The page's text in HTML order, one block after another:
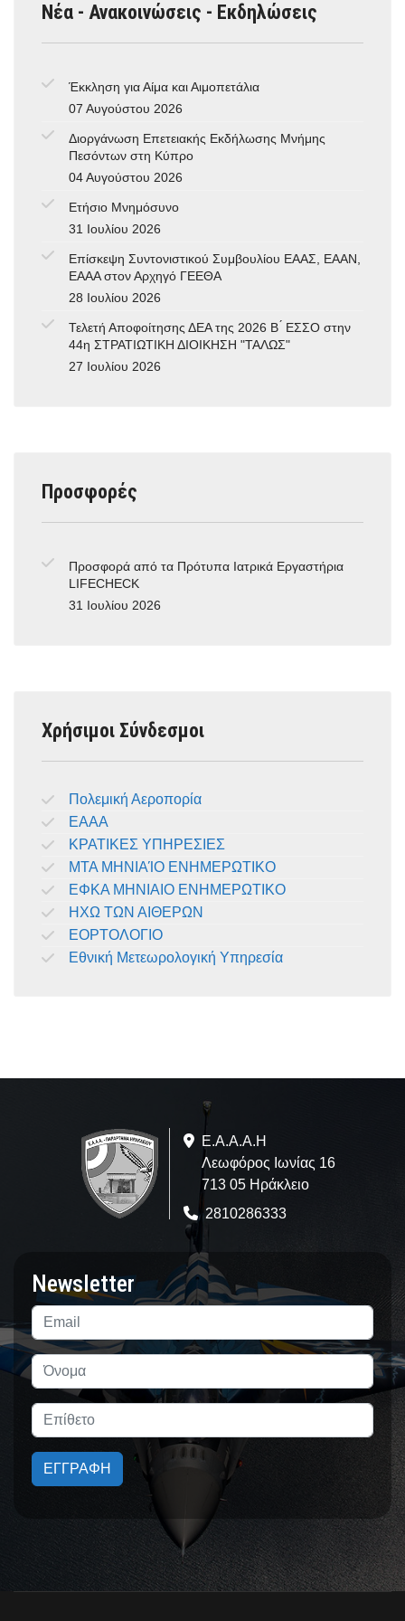
Νέα - Ανακοινώσεις - Εκδηλώσεις
Έκκληση για Αίμα και Αιμοπετάλια
07 Αυγούστου 2026
Διοργάνωση Επετειακής Εκδήλωσης Μνήμης
Πεσόντων στη Κύπρο
04 Αυγούστου 2026
Ετήσιο Μνημόσυνο
31 Ιουλίου 2026
Επίσκεψη Συντονιστικού Συμβουλίου ΕΑΑΣ, ΕΑΑΝ,
ΕΑΑΑ στον Αρχηγό ΓΕΕΘΑ
28 Ιουλίου 2026
Τελετή Αποφοίτησης ΔΕΑ της 2026 Β ́ ΕΣΣΟ στην
44η ΣΤΡΑΤΙΩΤΙΚΗ ΔΙΟΙΚΗΣΗ "ΤΑΛΩΣ"
27 Ιουλίου 2026
Προσφορές
Προσφορά από τα Πρότυπα Ιατρικά Εργαστήρια
LIFECHECK
31 Ιουλίου 2026
Χρήσιμοι Σύνδεσμοι
Πολεμική Αεροπορία
ΕΑΑΑ
ΚΡΑΤΙΚΕΣ ΥΠΗΡΕΣΙΕΣ
ΜΤΑ ΜΗΝΙΑΊΟ ΕΝΗΜΕΡΩΤΙΚΟ
ΕΦΚΑ ΜΗΝΙΑΙΟ ΕΝΗΜΕΡΩΤΙΚΟ
ΗΧΩ ΤΩΝ ΑΙΘΕΡΩΝ
ΕΟΡΤΟΛΟΓΙΟ
Εθνική Μετεωρολογική Υπηρεσία
Ε.A.Α.Α.Η
Λεωφόρος Ιωνίας 16
713 05 Ηράκλειο
2810286333
Newsletter
ΕΓΓΡΑΦΗ